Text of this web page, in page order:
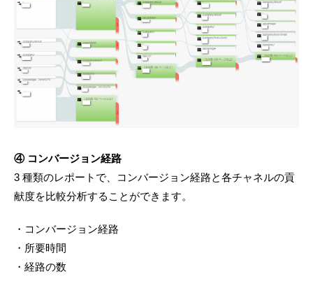
④ コンバージョン経路
3 種類のレポートで、コンバージョン経路と各チャネルの貢
献度を比較分析することができます。
・コンバージョン経路
・所要時間
・経路の数